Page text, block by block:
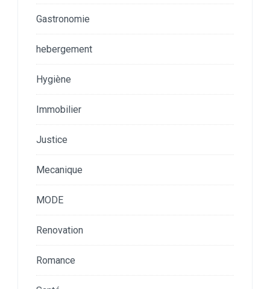
Gastronomie
hebergement
Hygiène
Immobilier
Justice
Mecanique
MODE
Renovation
Romance